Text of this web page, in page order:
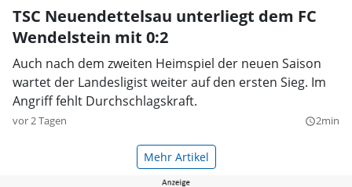
TSC Neuendettelsau unterliegt dem FC
Wendelstein mit 0:2
Auch nach dem zweiten Heimspiel der neuen Saison
wartet der Landesligist weiter auf den ersten Sieg. Im
Angriff fehlt Durchschlagskraft.
vor 2 Tagen query_builder2min
Mehr Artikel